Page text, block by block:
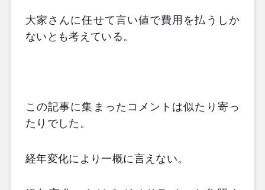
大家さんに任せて言い値で費用を払うしか
ないとも考えている。
この記事に集まったコメントは似たり寄っ
たりでした。
経年変化により一概に言えない。